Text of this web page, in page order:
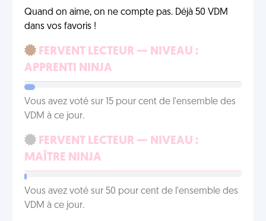
Quand on aime, on ne compte pas. Déjà 50 VDM
dans vos favoris !
FERVENT LECTEUR — NIVEAU :
APPRENTI NINJA
Vous avez voté sur 15 pour cent de l'ensemble des
VDM à ce jour.
FERVENT LECTEUR — NIVEAU :
MAÎTRE NINJA
Vous avez voté sur 50 pour cent de l'ensemble des
VDM à ce jour.